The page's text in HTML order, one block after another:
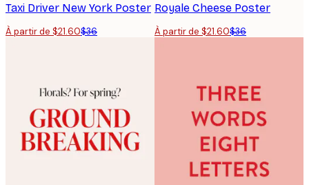
Taxi Driver New York Poster
À partir de $21.60$36
Royale Cheese Poster
À partir de $21.60$36